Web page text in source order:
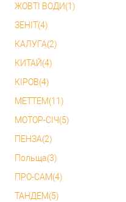
ЖОВТІ ВОДИ(1)
ЗЕНІТ(4)
КАЛУГА(2)
КИТАЙ(4)
КІРОВ(4)
МЕТТЕМ(11)
МОТОР-СІЧ(5)
ПЕНЗА(2)
Польща(3)
ПРО-САМ(4)
ТАНДЕМ(5)